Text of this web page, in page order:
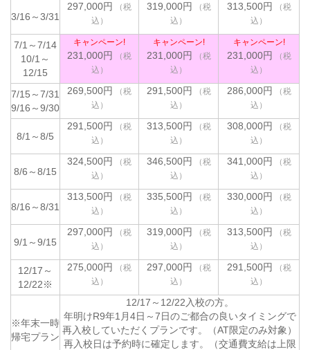
3/16～3/31
297,000円 319,000円 313,500円
7/1～7/14
10/1～
12/15
キャンペーン!
231,000円
キャンペーン!
231,000円
キャンペーン!
231,000円
7/15～7/31
9/16～9/30
269,500円 291,500円 286,000円
8/1～8/5
291,500円 313,500円 308,000円
8/6～8/15
324,500円 346,500円 341,000円
8/16～8/31
313,500円 335,500円 330,000円
9/1～9/15
297,000円 319,000円 313,500円
12/17～
12/22※
275,000円 297,000円 291,500円
※年末一時
帰宅プラン
12/17～12/22入校の方。
年明けR9年1月4日～7日のご都合の良いタイミングで
再入校していただくプランです。（AT限定のみ対象）
再入校日は予約時に確定します。（交通費支給は上限